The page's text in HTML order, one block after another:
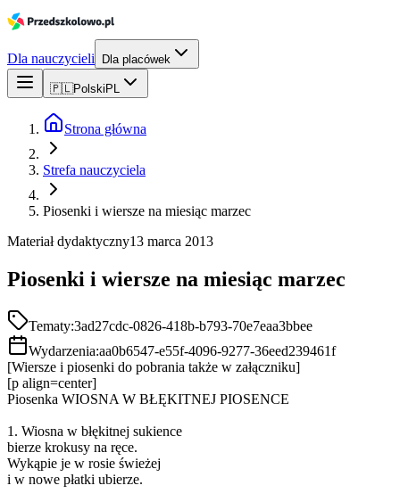
Dla nauczycieli Dla placówek
🇵🇱Polski PL
Strona główna
Strefa nauczyciela
Piosenki i wiersze na miesiąc marzec
Materiał dydaktyczny13 marca 2013
Piosenki i wiersze na miesiąc marzec
Tematy:3ad27cdc-0826-418b-b793-70e7eaa3bbee
Wydarzenia:aa0b6547-e55f-4096-9277-36eed239461f
[Wiersze i piosenki do pobrania także w załączniku]
[p align=center]
Piosenka WIOSNA W BŁĘKITNEJ PIOSENCE
1. Wiosna w błękitnej sukience
bierze krokusy na ręce.
Wykąpie je w rosie świeżej
i w nowe płatki ubierze.